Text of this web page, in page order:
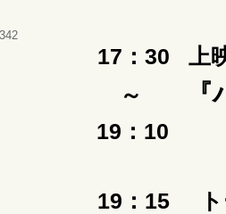
17：30 上
～
19：10
19：15
ト